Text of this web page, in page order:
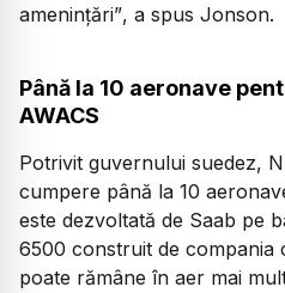
amenințări”, a spus Jonson.
Până la 10 aeronave
AWACS
Potrivit guvernului suedez,
cumpere până la 10
este dezvoltată de Saab pe
6500 construit de compania
poate rămâne în aer mai